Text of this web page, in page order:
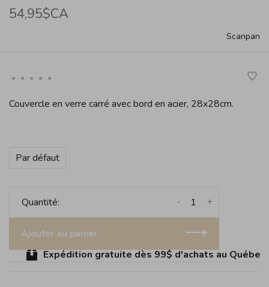
54,95$CA
Scanpan
• • • • •
Couvercle en verre carré avec bord en acier, 28x28cm.
Par défaut
Quantité: +
-
Ajouter au panier
Expédition gratuite dès 99$ d'achats au Québec